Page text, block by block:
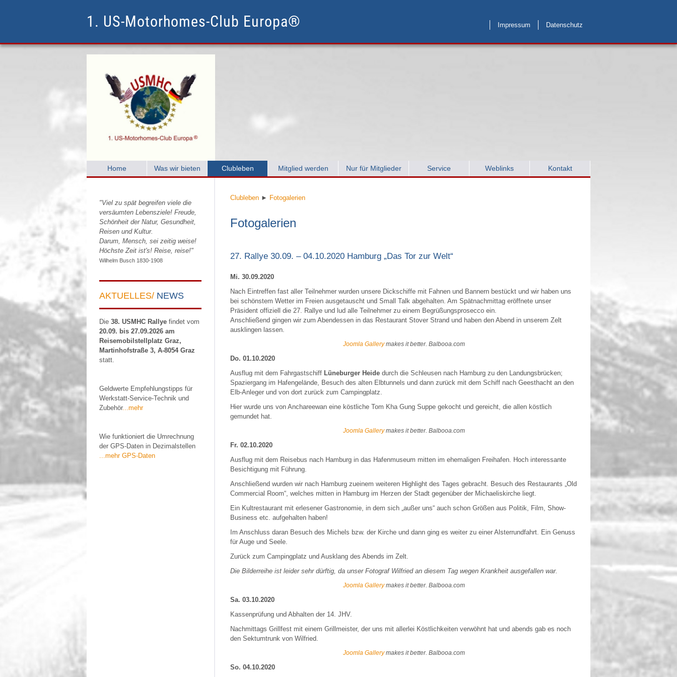
1. US-Motorhomes-Club Europa® Impressum Datenschutz
Home Was wir bieten Clubleben Mitglied werden Nur für Mitglieder Service Weblinks Kontakt
"Viel zu spät begreifen viele die
versäumten Lebensziele! Freude,
Schönheit der Natur, Gesundheit,
Reisen und Kultur.
Darum, Mensch, sei zeitig weise!
Höchste Zeit ist's! Reise, reise!"
Wilhelm Busch 1830-1908
AKTUELLES/ NEWS
Die 38. USMHC Rallye findet vom
20.09. bis 27.09.2026 am
Reisemobilstellplatz Graz,
Martinhofstraße 3, A-8054 Graz
statt.
Geldwerte Empfehlungstipps für
Werkstatt-Service-Technik und
Zubehör...mehr
Wie funktioniert die Umrechnung
der GPS-Daten in Dezimalstellen
...mehr GPS-Daten
Clubleben ► Fotogalerien
Fotogalerien
27. Rallye 30.09. – 04.10.2020 Hamburg „Das Tor zur Welt“
Mi. 30.09.2020
Nach Eintreffen fast aller Teilnehmer wurden unsere Dickschiffe mit Fahnen und Bannern bestückt und wir haben uns
bei schönstem Wetter im Freien ausgetauscht und Small Talk abgehalten. Am Spätnachmittag eröffnete unser
Präsident offiziell die 27. Rallye und lud alle Teilnehmer zu einem Begrüßungsprosecco ein.
Anschließend gingen wir zum Abendessen in das Restaurant Stover Strand und haben den Abend in unserem Zelt
ausklingen lassen.
Joomla Gallerymakes it better. Balbooa.com
Do. 01.10.2020
Ausflug mit dem Fahrgastschiff Lüneburger Heide durch die Schleusen nach Hamburg zu den Landungsbrücken;
Spaziergang im Hafengelände, Besuch des alten Elbtunnels und dann zurück mit dem Schiff nach Geesthacht an den
Elb-Anleger und von dort zurück zum Campingplatz.
Hier wurde uns von Anchareewan eine köstliche Tom Kha Gung Suppe gekocht und gereicht, die allen köstlich
gemundet hat.
Joomla Gallerymakes it better. Balbooa.com
Fr. 02.10.2020
Ausflug mit dem Reisebus nach Hamburg in das Hafenmuseum mitten im ehemaligen Freihafen. Hoch interessante
Besichtigung mit Führung.
Anschließend wurden wir nach Hamburg zueinem weiteren Highlight des Tages gebracht. Besuch des Restaurants „Old
Commercial Room“, welches mitten in Hamburg im Herzen der Stadt gegenüber der Michaeliskirche liegt.
Ein Kultrestaurant mit erlesener Gastronomie, in dem sich „außer uns“ auch schon Größen aus Politik, Film, Show-
Business etc. aufgehalten haben!
Im Anschluss daran Besuch des Michels bzw. der Kirche und dann ging es weiter zu einer Alsterrundfahrt. Ein Genuss
für Auge und Seele.
Zurück zum Campingplatz und Ausklang des Abends im Zelt.
Die Bilderreihe ist leider sehr dürftig, da unser Fotograf Wilfried an diesem Tag wegen Krankheit ausgefallen war.
Joomla Gallerymakes it better. Balbooa.com
Sa. 03.10.2020
Kassenprüfung und Abhalten der 14. JHV.
Nachmittags Grillfest mit einem Grillmeister, der uns mit allerlei Köstlichkeiten verwöhnt hat und abends gab es noch
den Sektumtrunk von Wilfried.
Joomla Gallerymakes it better. Balbooa.com
So. 04.10.2020